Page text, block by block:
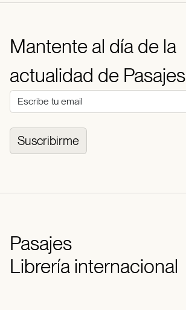
Mantente al día de la
actualidad de Pasajes
Suscribirme
Pasajes
Librería internacional